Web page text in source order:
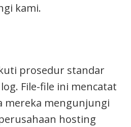
kami.
prosedur standar
File-file ini mencatat
mereka mengunjungi
hosting